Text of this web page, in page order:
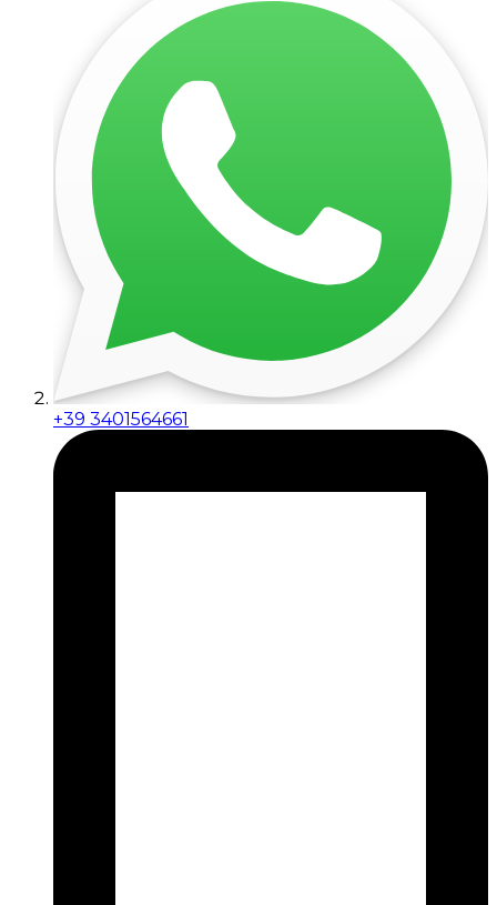
+39 3401564661